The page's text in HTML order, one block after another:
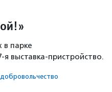
парке
я выставка-пристройство.